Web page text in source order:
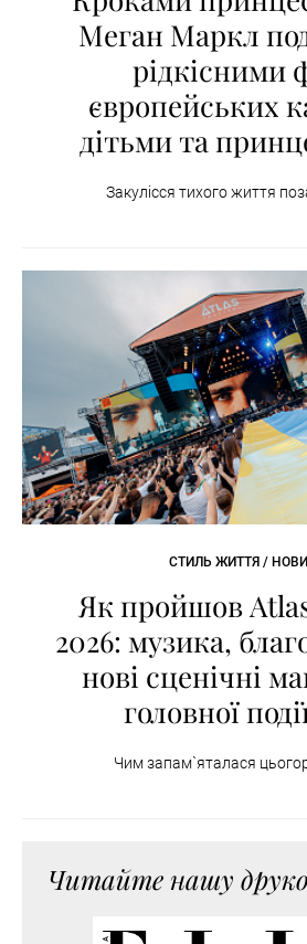
Меган Маркл
рідкісними
європейських
дітьми та
Закулісся тихого життя
СТИЛЬ ЖИТТЯ /
Як пройшов
2026: музика,
нові сценічні
головної
Чим запам`яталася
Читайте нашу